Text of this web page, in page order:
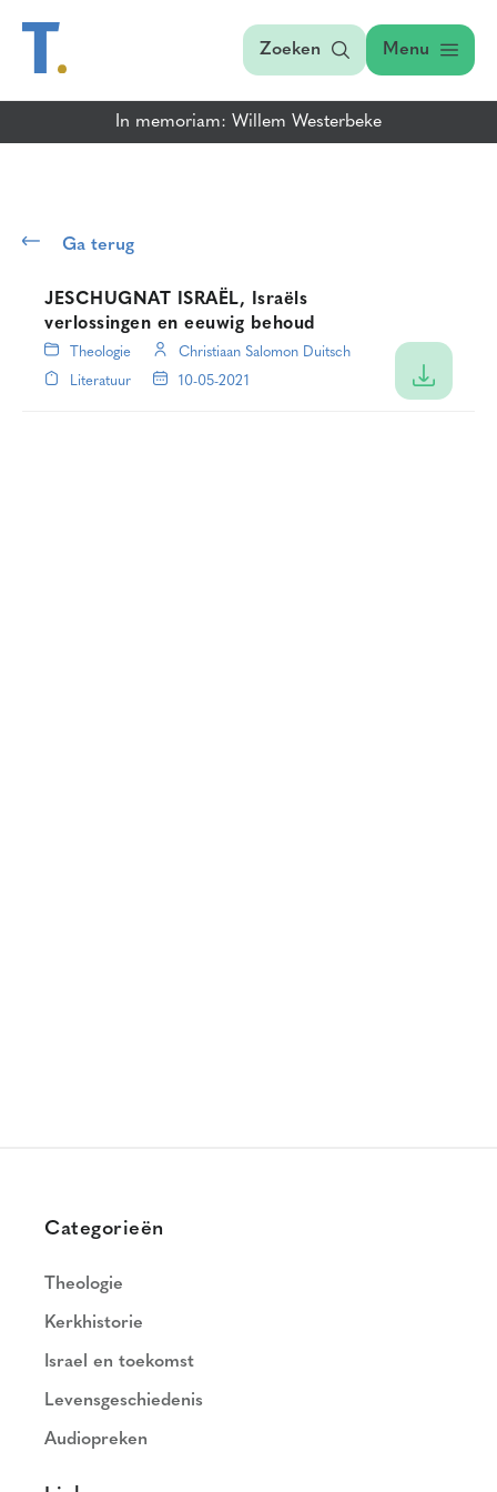
Zoeken Menu
In memoriam: Willem Westerbeke
Ga terug
JESCHUGNAT ISRAËL, Israëls
verlossingen en eeuwig behoud
Theologie
Christiaan Salomon Duitsch
Literatuur
10-05-2021
Categorieën
Theologie
Kerkhistorie
Israel en toekomst
Levensgeschiedenis
Audiopreken